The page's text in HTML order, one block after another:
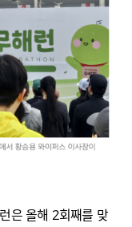
은 올해 2회째를 맞